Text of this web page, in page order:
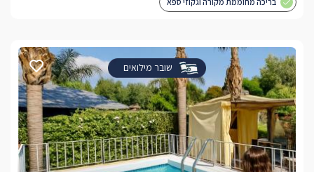
שובר מילואים